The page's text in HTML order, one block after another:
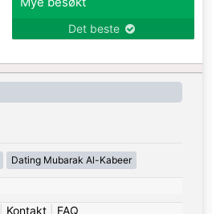
Det beste
Dating Mubarak Al-Kabeer
Kontakt| FAQ